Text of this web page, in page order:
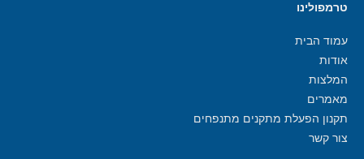
טרמפולינו
עמוד הבית
אודות
המלצות
מאמרים
תקנון הפעלת מתקנים מתנפחים
צור קשר